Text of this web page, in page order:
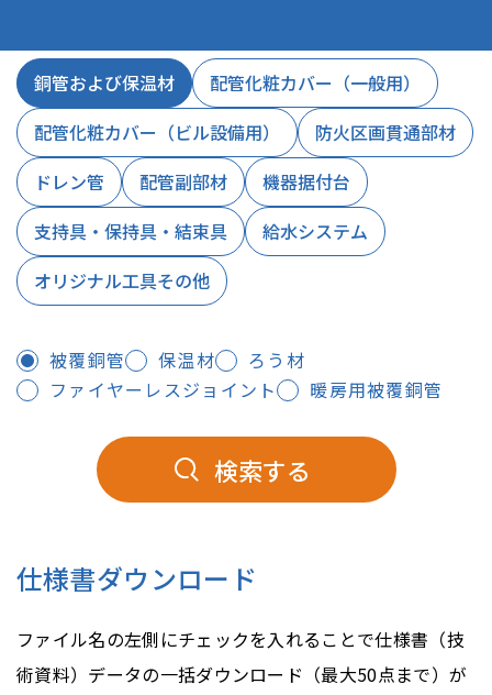
銅管および保温材
配管化粧カバー（一般用）
配管化粧カバー（ビル設備用）
防火区画貫通部材
ドレン管
配管副部材
機器据付台
支持具・保持具・結束具
給水システム
オリジナル工具その他
被覆銅管 保温材
ろう材
ファイヤーレスジョイント
暖房用被覆銅管
仕様書ダウンロード
ファイル名の左側にチェックを入れることで仕様書（技
術資料）データの一括ダウンロード（最大50点まで）が